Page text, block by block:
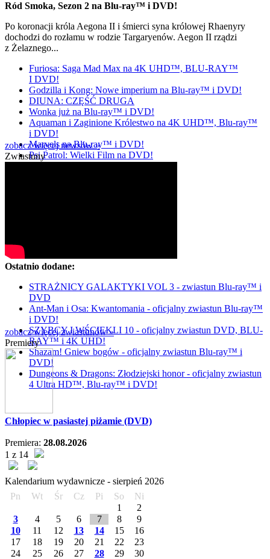
Ród Smoka, Sezon 2 na Blu-ray™ i DVD!
Po koronacji króla Aegona II i śmierci syna królowej Rhaenyry
dochodzi do rozłamu w rodzie Targaryenów. Aegon II rządzi
z Żelaznego...
Furiosa: Saga Mad Max na 4K UHD™, BLU-RAY™
I DVD!
Godzilla i Kong: Nowe imperium na Blu-ray™ i DVD!
DIUNA: CZĘŚĆ DRUGA
Wonka już na Blu-ray™ i DVD!
Aquaman i Zaginione Królestwo na 4K UHD™, Blu-ray™
i DVD!
Marvels na Blu-ray™ i DVD!
Psi Patrol: Wielki Film na DVD!
zobacz więcej newsów »
Zwiastuny
Ostatnio dodane:
STRAŻNICY GALAKTYKI VOL 3 - zwiastun Blu-ray™ i
DVD
Ant-Man i Osa: Kwantomania - oficjalny zwiastun Blu-ray™
i DVD!
SZYBCY I WŚCIEKLI 10 - oficjalny zwiastun DVD, BLU-
RAY™ i 4K UHD!
Shazam! Gniew bogów - oficjalny zwiastun Blu-ray™ i
DVD!
Dungeons & Dragons: Złodziejski honor - oficjalny zwiastun
4 Ultra HD™, Blu-ray™ i DVD!
zobacz więcej zwiastunów »
Premiery
Chłopiec w pasiastej piżamie (DVD)
Premiera: 28.08.2026
1 z 14
Kalendarium wydawnicze - sierpień 2026
Pn
Wt Śr Cz Pi So
Ni
1
2
3
4 5 6 7 8
9
10
11 12 13 14 15
16
17
18 19 20 21 22
23
24
25 26 27 28 29
30